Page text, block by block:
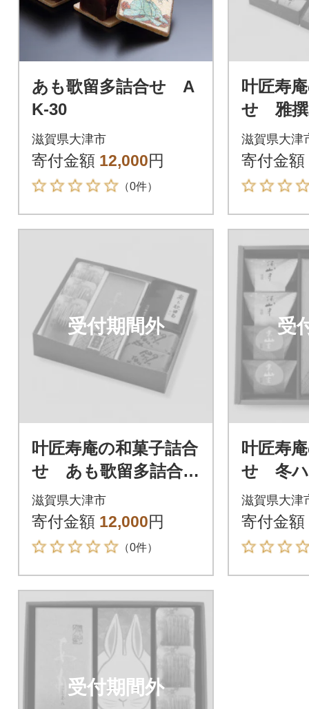
あも歌留多詰合せ A
K-30
滋賀県大津市
寄付金額 12,000円
（0件）
叶匠寿
せ 雅
滋賀県大津
寄付金額
受付期間外
叶匠寿庵の和菓子詰合
せ あも歌留多詰合
せ AK-30
滋賀県大津市
寄付金額 12,000円
（0件）
受
叶匠寿
せ 冬
滋賀県大津
寄付金額
受付期間外